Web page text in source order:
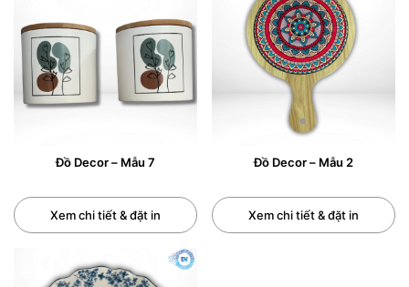
0/5(0 Reviews)
Đồ Decor – Mẫu 7
Xem chi tiết & đặt in
Đồ Decor – Mẫu 2
Xem chi tiết & đặt in